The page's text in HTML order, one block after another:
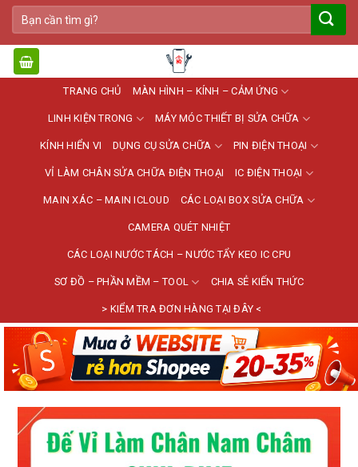
Bỏ
qua
nội
dung
Tìm
kiếm:
TRANG CHỦ MÀN HÌNH – KÍNH – CẢM ỨNG
LINH KIỆN TRONG MÁY MÓC THIẾT BỊ SỬA CHỮA
KÍNH HIỂN VI DỤNG CỤ SỬA CHỮA PIN ĐIỆN THOẠI
VỈ LÀM CHÂN SỬA CHỮA ĐIỆN THOẠI IC ĐIỆN THOẠI
MAIN XÁC – MAIN ICLOUD CÁC LOẠI BOX SỬA CHỮA
CAMERA QUÉT NHIỆT
CÁC LOẠI NƯỚC TÁCH – NƯỚC TẨY KEO IC CPU
SƠ ĐỒ – PHẦN MỀM – TOOL CHIA SẺ KIẾN THỨC
> KIỂM TRA ĐƠN HÀNG TẠI ĐÂY <